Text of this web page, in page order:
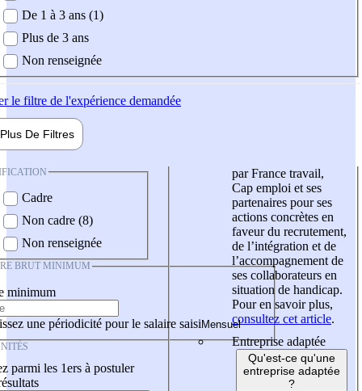
De 1 à 3 ans (1)
Plus de 3 ans
Non renseignée
le filtre de l'expérience demandée
Plus De Filtres
Cadre
Non cadre (8)
Non renseignée
BRUT MINIMUM
minimum
une périodicité pour le salaire saisi
parmi les 1ers à postuler
par France travail,
Cap emploi et ses
partenaires pour ses
actions concrètes en
faveur du recrutement,
de l’intégration et de
l’accompagnement de
ses collaborateurs en
situation de handicap.
Pour en savoir plus,
consultez cet article.
Entreprise adaptée
Qu'est-ce qu'une
entreprise adaptée
?